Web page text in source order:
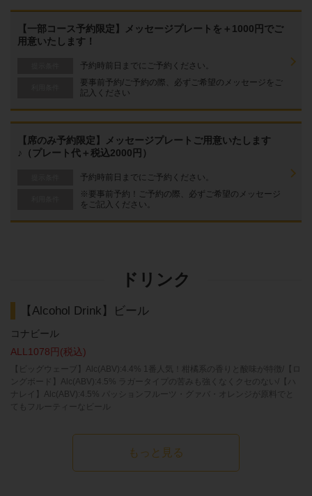
【一部コース予約限定】メッセージプレートを＋1000円でご
用意いたします！
予約時前日までにご予約ください。
要事前予約/ご予約の際、必ずご希望のメッセージをご
記入ください
【席のみ予約限定】メッセージプレートご用意いたします
♪（プレート代＋税込2000円）
予約時前日までにご予約ください。
※要事前予約！ご予約の際、必ずご希望のメッセージ
をご記入ください。
ドリンク
【Alcohol Drink】ビール
コナビール
ALL1078円(税込)
【ビッグウェーブ】Alc(ABV):4.4% 1番人気！柑橘系の香りと酸味が特徴/【ロ
ングボード】Alc(ABV):4.5% ラガータイプの苦みも強くなくクセのない/【ハ
ナレイ】Alc(ABV):4.5% パッションフルーツ・グァバ・オレンジが原料でと
てもフルーティーなビール
もっと見る